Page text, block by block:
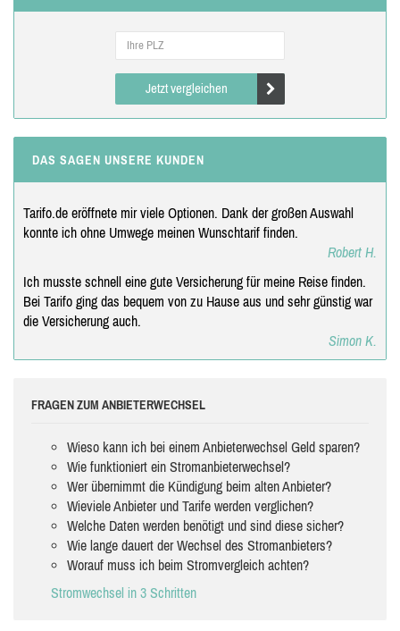
Jetzt vergleichen
DAS SAGEN UNSERE KUNDEN
Tarifo.de eröffnete mir viele Optionen. Dank der großen Auswahl
konnte ich ohne Umwege meinen Wunschtarif finden.
Robert H.
Ich musste schnell eine gute Versicherung für meine Reise finden.
Bei Tarifo ging das bequem von zu Hause aus und sehr günstig war
die Versicherung auch.
Simon K.
FRAGEN ZUM ANBIETERWECHSEL
Wieso kann ich bei einem Anbieterwechsel Geld sparen?
Wie funktioniert ein Stromanbieterwechsel?
Wer übernimmt die Kündigung beim alten Anbieter?
Wieviele Anbieter und Tarife werden verglichen?
Welche Daten werden benötigt und sind diese sicher?
Wie lange dauert der Wechsel des Stromanbieters?
Worauf muss ich beim Stromvergleich achten?
Stromwechsel in 3 Schritten